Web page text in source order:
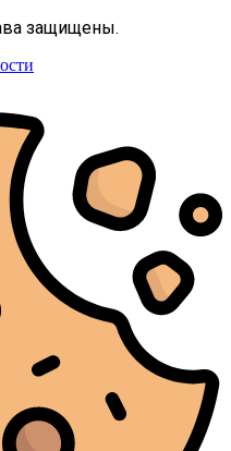
защищены.